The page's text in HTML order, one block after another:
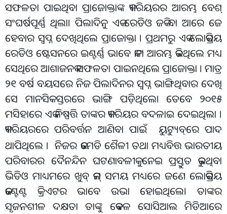
ସଫଳତା ପାଇଥିବା ପ୍ରାଜୋକ୍ତାଙ୍କ କ୍ୟାରିୟରର ଆରମ୍ଭ ବେଶ୍
ସଂଘର୍ଷପୂର୍ଣ୍ଣ ଥିଲା। ପିଲାଦିନୁ ଏକ ରେଡିଓ ଜକି ବା ଆରେ ଜେ
ହେବାର ସ୍ୱପ୍ନ ଦେଖିଥିଲେ ପ୍ରାଜୋକ୍ତା । ପ୍ରଥମରୁ ଏକ ଲୋକପ୍ରିୟ
ରେଡିଓ ଷ୍ଟେସନରେ ଇଣ୍ଟର୍ଣ୍ଣ ଭାବେ କାମ ଆରମ୍ଭ କରିଥିଲେ ମଧ୍ୟ
ସେଥିରେ ଆଶାଜନକ ସଫଳତା ପାଇନଥିଲେ ପ୍ରାଜୋକ୍ତା । ମାତ୍ର
୨୧ ବର୍ଷ ବୟସରେ ନିଜ ପିଲାଦିନର ସ୍ବପ୍ନ ଭାଙ୍ଗିଥିବାର ଦେଖି
ସେ ମାନସିକ ସ୍ତରରେ ଭାଙ୍ଗି ପଡ଼ିଥିଲେ। ତେବେ ୨୦୧୫
ମସିହାରେ ଏକ ନିଷ୍ପତ୍ତି ତାଙ୍କର କ୍ୟାରିୟର ବଦଳାଇ ଦେଇଥିଲା ।
କ୍ୟାରିୟରରେ ପରିବର୍ତ୍ତନ ଆଣିବା ପାଇଁ ୟୁଟ୍ୟୁବ୍ରେ ପାଦ
ଥାପିଥିଲେ । ନିଜର କମେଡି ଶୈଳୀ ତଥା ମଧ୍ୟବିତ୍ତ ଭାରତୀୟ
ପରିବାରର ଦୈନନ୍ଦିନ ଘଟଣାବଳୀକୁ ନେଇ ପ୍ରସ୍ତୁତ କରୁଥିବା
ଭିଡିଓ ମାଧ୍ୟମରେ ଖୁବ୍ କମ୍ ସମୟ ମଧ୍ୟରେ ଜଣେ ଲୋକପ୍ରିୟ
କଣ୍ଟେଣ୍ଟ କ୍ରିଏଟର ଭାବେ ଉଭା ହୋଇଥିଲେ। ତାଙ୍କର
ସୃଜନଶୀଳ ଦକ୍ଷତା ତାଙ୍କୁ କେବଳ ସୋସିଆଲ ମିଡିଆରେ